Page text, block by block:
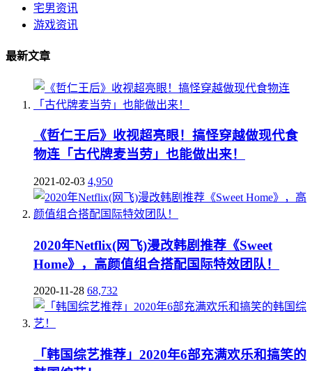
宅男资讯
游戏资讯
最新文章
《哲仁王后》收视超亮眼！搞怪穿越做现代食
物连「古代牌麦当劳」也能做出来！
2021-02-03 4,950
2020年Netflix(网飞)漫改韩剧推荐《Sweet
Home》，高颜值组合搭配国际特效团队！
2020-11-28 68,732
「韩国综艺推荐」2020年6部充满欢乐和搞笑的